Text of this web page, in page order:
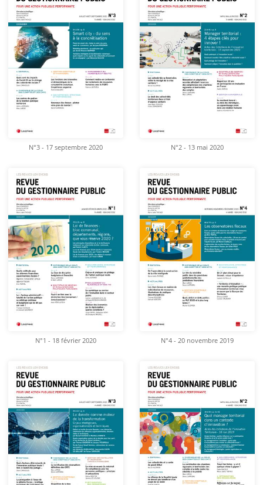
N°3 - 17 septembre 2020 N°2 - 13 mai 2020
N°1 - 18 février 2020 N°4 - 20 novembre 2019